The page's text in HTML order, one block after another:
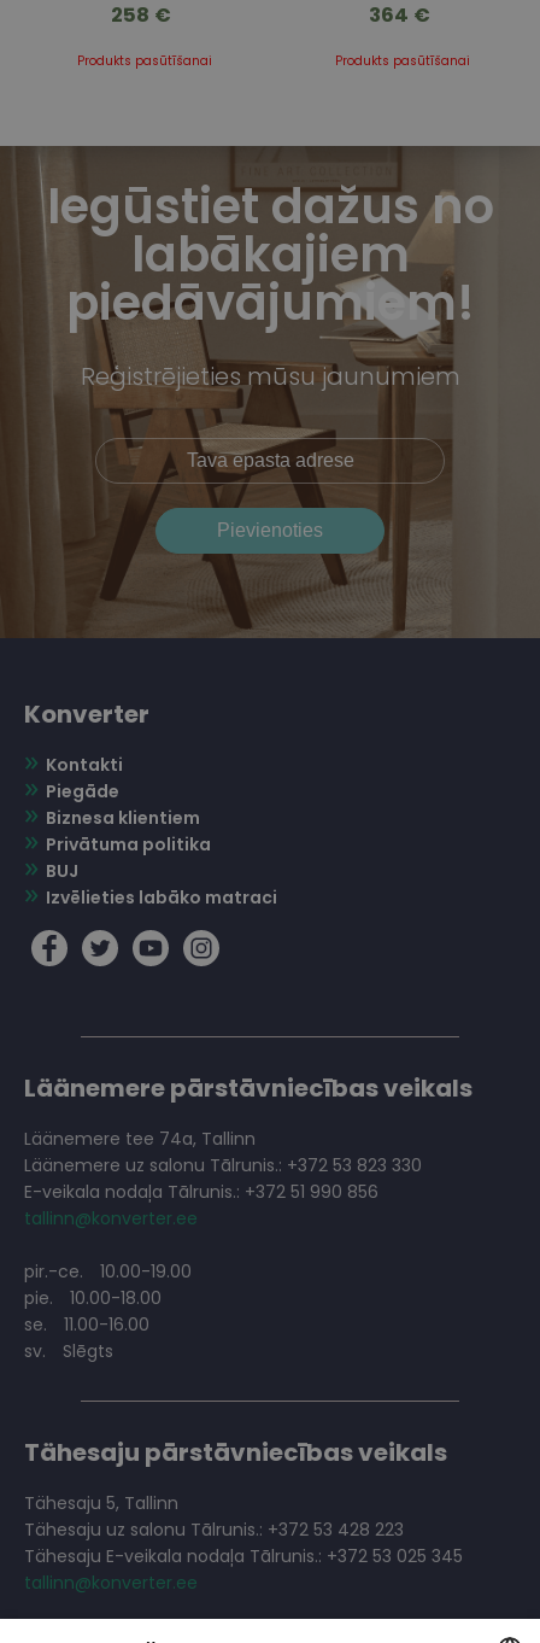
Produkts pasūtīšanai
258 €
Produkts pasūtīšanai
364 €
Iegūstiet dažus no
labākajiem
piedāvājumiem!
Reģistrējieties mūsu jaunumiem
Konverter
Kontakti
Piegāde
Biznesa klientiem
Privātuma politika
BUJ
Izvēlieties labāko matraci
Läänemere pārstāvniecības veikals
Läänemere tee 74a, Tallinn
Läänemere uz salonu Tālrunis.: +372 53 823 330
E-veikala nodaļa Tālrunis.: +372 51 990 856
tallinn@konverter.ee
pir.-ce.
10.00-19.00
pie.
10.00-18.00
se.
11.00-16.00
sv.
Slēgts
Tähesaju pārstāvniecības veikals
Tähesaju 5, Tallinn
Tähesaju uz salonu Tālrunis.: +372 53 428 223
Tähesaju E-veikala nodaļa Tālrunis.: +372 53 025 345
tallinn@konverter.ee
10.00-19.00